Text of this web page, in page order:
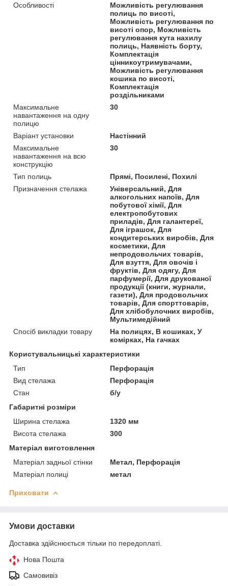
Особливості
Можливість регулювання
полиць по висоті,
Можливість регулювання по
висоті опор, Можливість
регулювання кута нахилу
полиць, Наявність борту,
Комплектація
цінникоутримувачами,
Можливість регулювання
кошика по висоті,
Комплектація
роздільниками
Максимальне
навантаження на одну
полицю
30
Варіант установки
Настінний
Максимальне
навантаження на всю
конструкцію
30
Тип полиць
Прямі, Посилені, Похилі
Призначення стелажа
Універсальний, Для
алкогольних напоїв, Для
побутової хімії, Для
електропобутових
приладів, Для галантереї,
Для іграшок, Для
кондитерських виробів, Для
косметики, Для
непродовольчих товарів,
Для взуття, Для овочів і
фруктів, Для одягу, Для
парфумерії, Для друкованої
продукції (книги, журнали,
газети), Для продовольчих
товарів, Для спорттоварів,
Для хлібобулочних виробів,
Мультимедійний
Спосіб викладки товару
На полицях, В кошиках, У
комірках, На гачках
Користувальницькі характеристики
Тип
Перфорація
Вид стелажа
Перфорація
Стан
б/у
Габаритні розміри
Ширина стелажа
1320 мм
Висота стелажа
300
Матеріал виготовлення
Матеріал задньої стінки
Метал, Перфорація
Матеріал полиці
метал
Приховати
Умови доставки
Доставка здійснюється тільки по передоплаті.
Нова Пошта
Самовивіз